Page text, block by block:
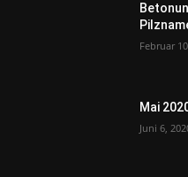
Februar
Mai
Juni 6,